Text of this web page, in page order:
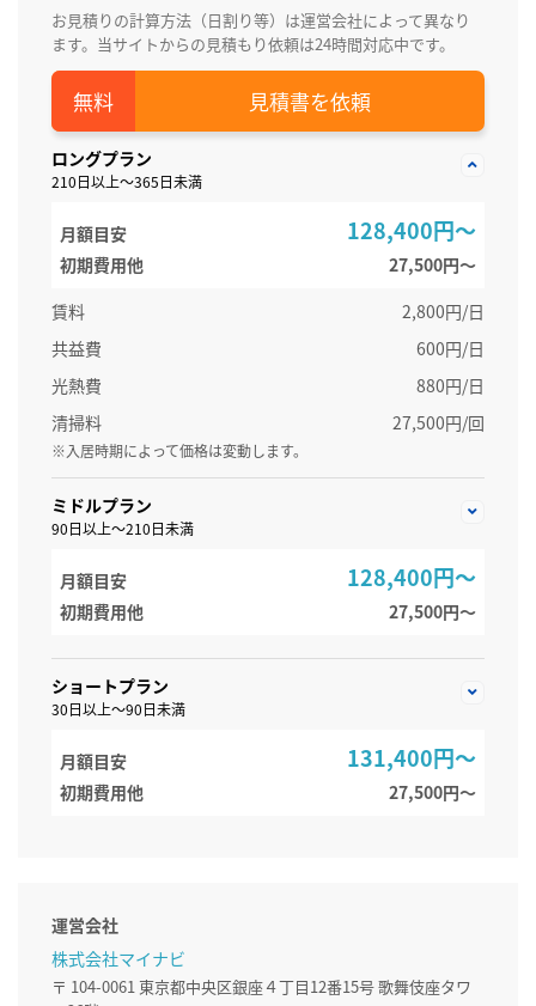
お見積りの計算方法（日割り等）は運営会社によって異なり
ます。当サイトからの見積もり依頼は24時間対応中です。
見積書を依頼
ロングプラン
210日以上～365日未満
月額目安 128,400円～
初期費用他
27,500円〜
賃料
2,800円/日
共益費
600円/日
光熱費
880円/日
清掃料
27,500円/回
※入居時期によって価格は変動します。
ミドルプラン
90日以上～210日未満
月額目安 128,400円～
初期費用他 27,500円〜
ショートプラン
30日以上～90日未満
月額目安 131,400円～
初期費用他 27,500円〜
運営会社
株式会社マイナビ
〒 104-0061 東京都中央区銀座４丁目12番15号 歌舞伎座タワ